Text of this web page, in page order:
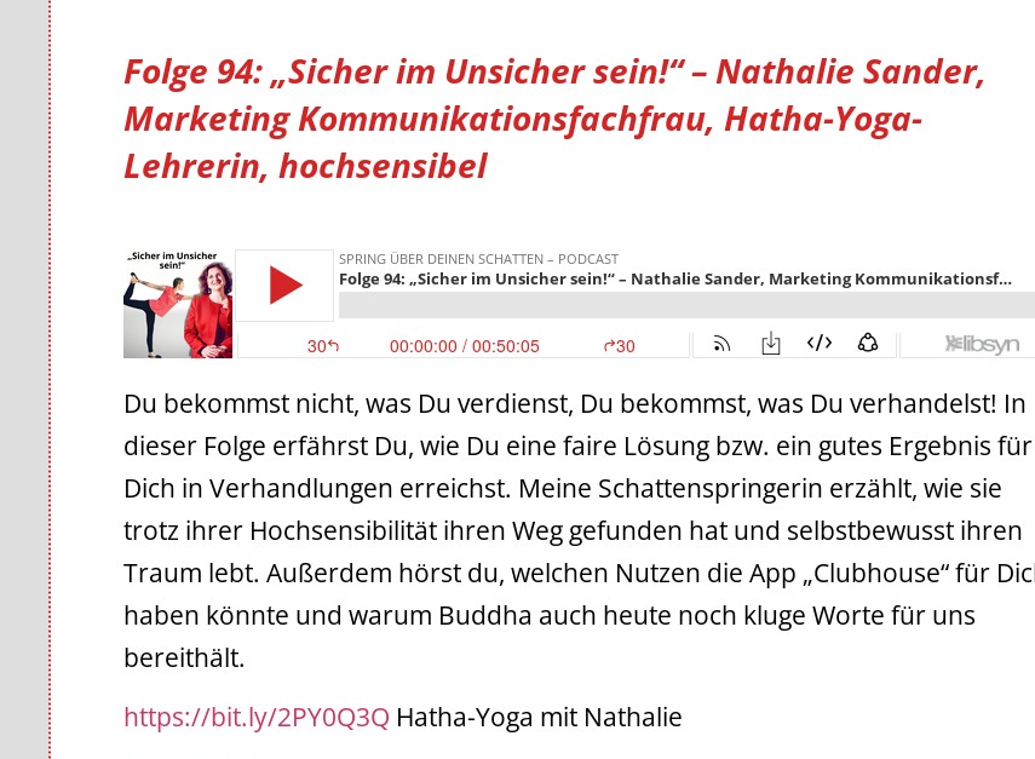
Folge 94: „Sicher im Unsicher sein!“ – Nathalie Sander,
Marketing Kommunikationsfachfrau, Hatha-Yoga-
Lehrerin, hochsensibel
Du bekommst nicht, was Du verdienst, Du bekommst, was Du verhandelst! In
dieser Folge erfährst Du, wie Du eine faire Lösung bzw. ein gutes Ergebnis für
Dich in Verhandlungen erreichst. Meine Schattenspringerin erzählt, wie sie
trotz ihrer Hochsensibilität ihren Weg gefunden hat und selbstbewusst ihren
Traum lebt. Außerdem hörst du, welchen Nutzen die App „Clubhouse“ für
haben könnte und warum Buddha auch heute noch kluge Worte für uns
bereithält.
https://bit.ly/2PY0Q3Q Hatha-Yoga mit Nathalie